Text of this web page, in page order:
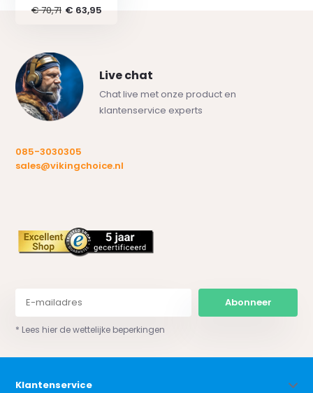
€ 70,71 € 63,95
Live chat
Chat live met onze product en
klantenservice experts
085-3030305
sales@vikingchoice.nl
Abonneer
* Lees hier de wettelijke beperkingen
Klantenservice